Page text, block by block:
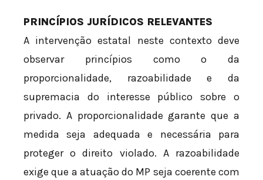
PRINCÍPIOS JURÍDICOS RELEVANTES
A intervenção estatal neste contexto deve
observar princípios como o da
proporcionalidade, razoabilidade e da
supremacia do interesse público sobre o
privado. A proporcionalidade garante que a
medida seja adequada e necessária para
proteger o direito violado. A razoabilidade
exige que a atuação do MP seja coerente com